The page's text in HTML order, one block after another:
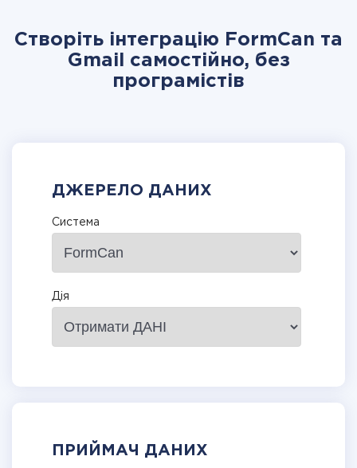
Створіть інтеграцію FormCan та
Gmail самостійно, без
програмістів
ДЖЕРЕЛО ДАНИХ
Система
Дія
ПРИЙМАЧ ДАНИХ